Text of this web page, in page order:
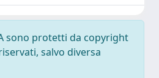
sono protetti da copyright
salvo diversa